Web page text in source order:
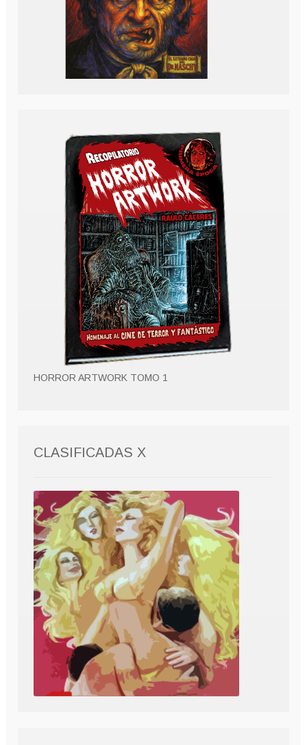
HORROR ARTWORK TOMO 1
CLASIFICADAS X